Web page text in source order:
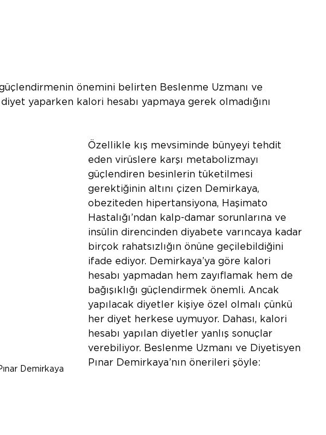
güçlendirmenin önemini belirten Beslenme Uzmanı ve
yaparken kalori hesabı yapmaya gerek olmadığını
Demirkaya
Özellikle kış mevsiminde bünyeyi tehdit
eden virüslere karşı metabolizmayı
güçlendiren besinlerin tüketilmesi
gerektiğinin altını çizen Demirkaya,
obeziteden hipertansiyona, Haşimato
Hastalığı’ndan kalp-damar sorunlarına ve
insülin direncinden diyabete varıncaya kadar
birçok rahatsızlığın önüne geçilebildiğini
ifade ediyor. Demirkaya’ya göre kalori
hesabı yapmadan hem zayıflamak hem de
bağışıklığı güçlendirmek önemli. Ancak
yapılacak diyetler kişiye özel olmalı çünkü
her diyet herkese uymuyor. Dahası, kalori
hesabı yapılan diyetler yanlış sonuçlar
verebiliyor. Beslenme Uzmanı ve Diyetisyen
Pınar Demirkaya’nın önerileri şöyle: